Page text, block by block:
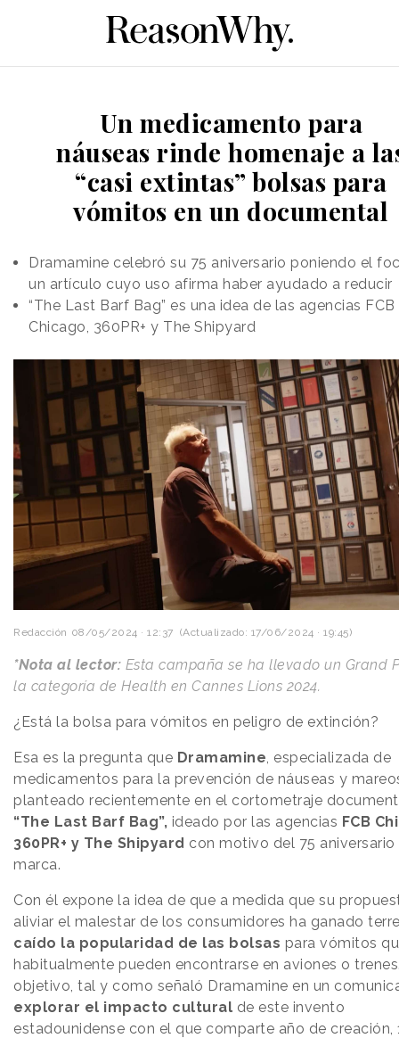
Un medicamento para
náuseas rinde homenaje a
“casi extintas” bolsas para
vómitos en un documental
Dramamine celebró su 75 aniversario poniendo el
un artículo cuyo uso afirma haber ayudado a reducir
“The Last Barf Bag” es una idea de las agencias FCB
Chicago, 360PR+ y The Shipyard
Redacción 08/05/2024 · 12:37 (Actualizado: 17/06/2024 · 19:45)
*Nota al lector: Esta campaña se ha llevado un Grand
la categoría de Health en Cannes Lions 2024.
¿Está la bolsa para vómitos en peligro de extinción?
Esa es la pregunta que Dramamine, especializada de
medicamentos para la prevención de náuseas y
planteado recientemente en el cortometraje
“The Last Barf Bag”, ideado por las agencias FCB
360PR+ y The Shipyard con motivo del 75 aniversario
marca.
Con él expone la idea de que a medida que su
aliviar el malestar de los consumidores ha ganado
caído la popularidad de las bolsas para vómitos
habitualmente pueden encontrarse en aviones o
objetivo, tal y como señaló Dramamine en un
explorar el impacto cultural de este invento
estadounidense con el que comparte año de creación,